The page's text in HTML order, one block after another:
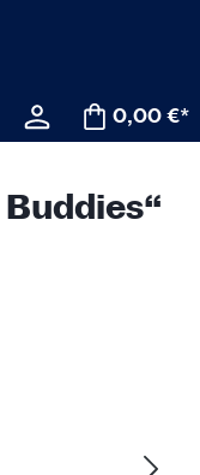
0,00 €*